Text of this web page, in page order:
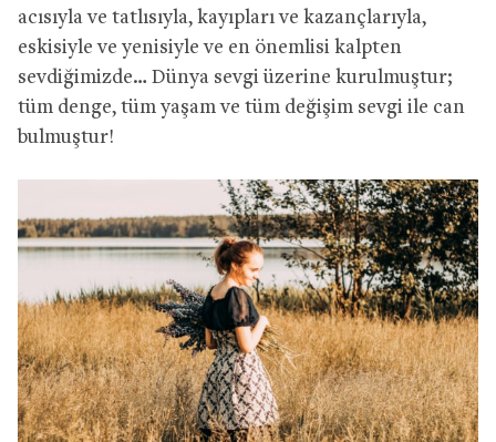
acısıyla ve tatlısıyla, kayıpları ve kazançlarıyla,
eskisiyle ve yenisiyle ve en önemlisi kalpten
sevdiğimizde… Dünya sevgi üzerine kurulmuştur;
tüm denge, tüm yaşam ve tüm değişim sevgi ile can
bulmuştur!